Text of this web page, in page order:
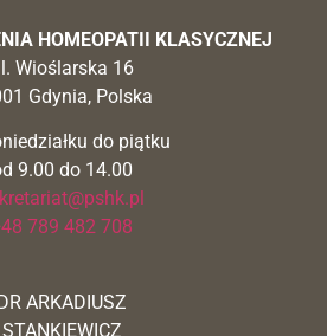
HOMEOPATII KLASYCZNEJ
Wioślarska 16
Gdynia, Polska
do piątku
9.00 do 14.00
789 482 708
ARKADIUSZ
STANKIEWICZ